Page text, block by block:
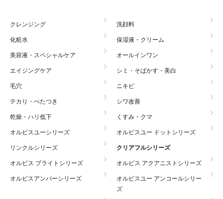
クレンジング
洗顔料
化粧水
保湿液・クリーム
美容液・スペシャルケア
オールインワン
エイジングケア
シミ・そばかす・美白
毛穴
ニキビ
テカり・べたつき
シワ改善
乾燥・ハリ低下
くすみ・クマ
オルビスユーシリーズ
オルビスユー ドットシリーズ
リンクルシリーズ
クリアフルシリーズ
オルビス ブライトシリーズ
オルビス アクアニストシリーズ
オルビスアンバーシリーズ
オルビスユー アンコールシリー
ズ